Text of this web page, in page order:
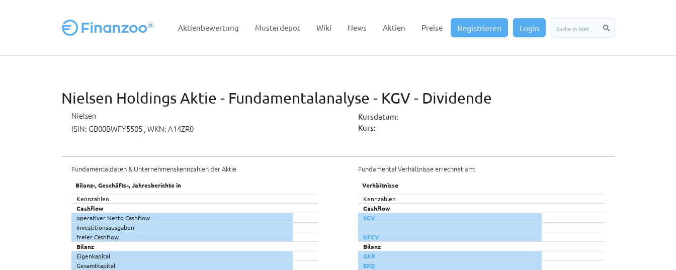
Aktienbewertung Musterdepot Wiki News Aktien Preise Registrieren Login
Nielsen Holdings Aktie - Fundamentalanalyse - KGV - Dividende
Nielsen
ISIN: GB00BWFY5505 , WKN: A14ZR0
Kursdatum:
Kurs:
Fundamentaldaten & Unternehmenskennzahlen der Aktie
Bilanz-, Geschäfts-, Jahresberichte in
Kennzahlen
Cashflow
operativer Netto Cashflow
Investitionsausgaben
freier Cashflow
Bilanz
Eigenkapital
Gesamtkapital
Fundamental Verhältnisse errechnet am:
Verhältnisse
Kennzahlen
Cashflow
KCV
KFCV
Bilanz
GKR
EKQ